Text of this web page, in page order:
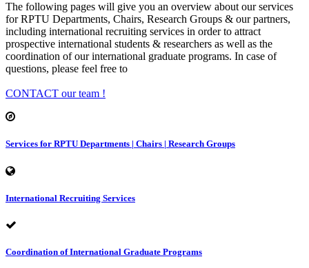
The following pages will give you an overview about our services
for RPTU Departments, Chairs, Research Groups & our partners,
including international recruiting services in order to attract
prospective international students & researchers as well as the
coordination of our international graduate programs. In case of
questions, please feel free to
CONTACT our team !
Services for RPTU Departments | Chairs | Research Groups
International Recruiting Services
Coordination of International Graduate Programs